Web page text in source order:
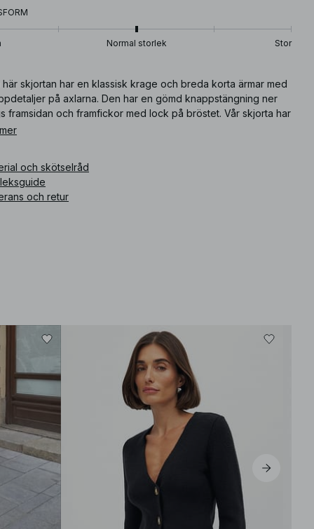
Normal storlek Stor
här skjortan har en klassisk krage och breda korta ärmar med
på axlarna. Den har en gömd knappstängning ner
framsidan och framfickor med lock på bröstet. Vår skjorta har
vid midjan.
och skötselråd
och retur